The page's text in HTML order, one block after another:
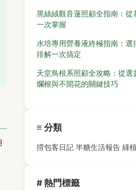
黑絲絨觀音蓮照顧全指南：從
一次掌握
水培專用營養液終極指南：選
排解一次搞定
天堂鳥根系照顧全攻略：從選
爛根與不開花的關鍵技巧
≡ 分類
揹包客日記 半糖生活報告 綠
# 熱門標籤